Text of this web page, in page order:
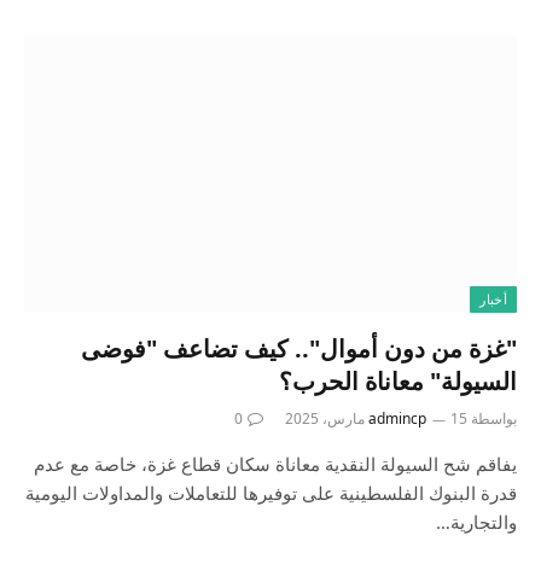
أخبار
"غزة من دون أموال".. كيف تضاعف "فوضى
السيولة" معاناة الحرب؟
بواسطة admincp 15 مارس، 2025 0
يفاقم شح السيولة النقدية معاناة سكان قطاع غزة، خاصة مع عدم
قدرة البنوك الفلسطينية على توفيرها للتعاملات والمداولات اليومية
والتجارية…